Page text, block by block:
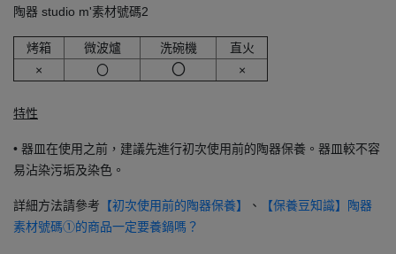
陶器 studio m'素材號碼2
烤箱 微波爐 洗碗機
直火
×
〇 〇 ×
特性
• 器皿在使用之前，建議先進行初次使用前的陶器保養。器皿較不容
易沾染污垢及染色。
詳細方法請參考 【初次使用前的陶器保養】 、
【保養豆知識】陶器
素材號碼①的商品一定要養鍋嗎？